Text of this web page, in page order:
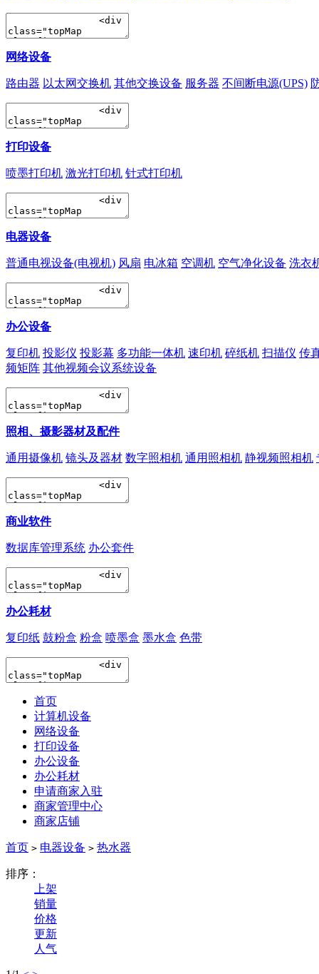
网络设备
路由器 以太网交换机 其他交换设备 服务器 不间断电源(UPS)
打印设备
喷墨打印机 激光打印机 针式打印机
电器设备
普通电视设备(电视机) 风扇 电冰箱 空调机 空气净化设备 洗衣
办公设备
复印机 投影仪 投影幕 多功能一体机 速印机 碎纸机 扫描仪 传
频矩阵 其他视频会议系统设备
照相、摄影器材及配件
通用摄像机 镜头及器材 数字照相机 通用照相机 静视频照相机
商业软件
数据库管理系统 办公套件
办公耗材
复印纸 鼓粉盒 粉盒 喷墨盒 墨水盒 色带
首页
计算机设备
网络设备
打印设备
办公设备
办公耗材
申请商家入驻
商家管理中心
商家店铺
首页 > 电器设备 > 热水器
排序：
上架
销量
价格
更新
人气